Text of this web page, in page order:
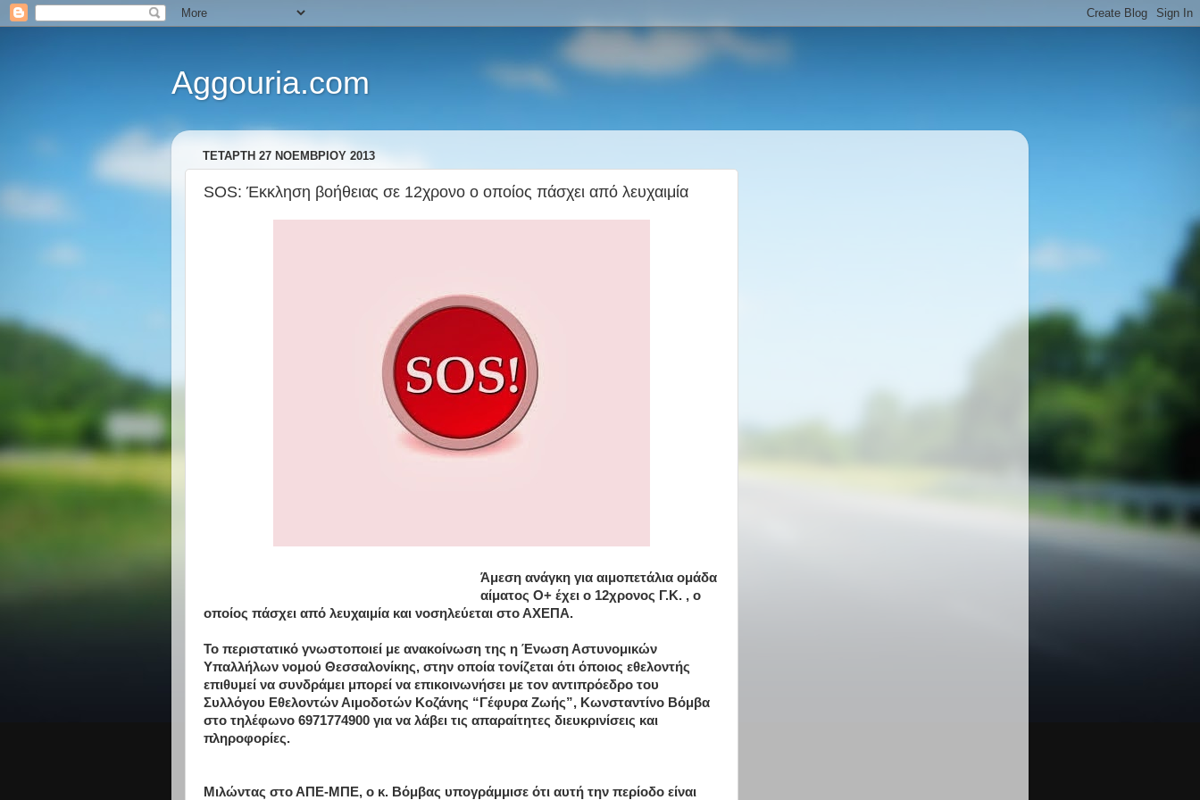
Aggouria.com
ΤΕΤΆΡΤΗ 27 ΝΟΕΜΒΡΊΟΥ 2013
SOS: Έκκληση βοήθειας σε 12χρονο ο οποίος πάσχει από λευχαιμία
Άμεση ανάγκη για αιμοπετάλια ομάδα
αίματος Ο+ έχει ο 12χρονος Γ.Κ. , ο
οποίος πάσχει από λευχαιμία και νοσηλεύεται στο ΑΧΕΠΑ.
Το περιστατικό γνωστοποιεί με ανακοίνωση της η Ένωση Αστυνομικών
Υπαλλήλων νομού Θεσσαλονίκης, στην οποία τονίζεται ότι όποιος εθελοντής
επιθυμεί να συνδράμει μπορεί να επικοινωνήσει με τον αντιπρόεδρο του
Συλλόγου Εθελοντών Αιμοδοτών Κοζάνης “Γέφυρα Ζωής”, Κωνσταντίνο Βόμβα
στο τηλέφωνο 6971774900 για να λάβει τις απαραίτητες διευκρινίσεις και
πληροφορίες.
Μιλώντας στο ΑΠΕ-ΜΠΕ, ο κ. Βόμβας υπογράμμισε ότι αυτή την περίοδο είναι